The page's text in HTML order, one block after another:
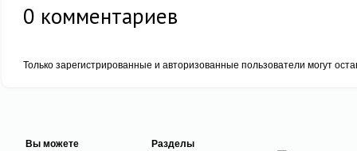
0 комментариев
Только зарегистрированные и авторизованные пользователи могут
Вы можете Разделы